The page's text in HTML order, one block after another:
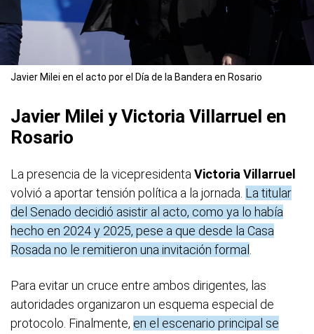
Javier Milei en el acto por el Día de la Bandera en Rosario
Javier Milei y Victoria Villarruel en
Rosario
La presencia de la vicepresidenta Victoria Villarruel
volvió a aportar tensión política a la jornada. La titular
del Senado decidió asistir al acto, como ya lo había
hecho en 2024 y 2025, pese a que desde la Casa
Rosada no le remitieron una invitación formal
Para evitar un cruce entre ambos dirigentes, las
autoridades organizaron un esquema especial de
protocolo. Finalmente, en el escenario principal se